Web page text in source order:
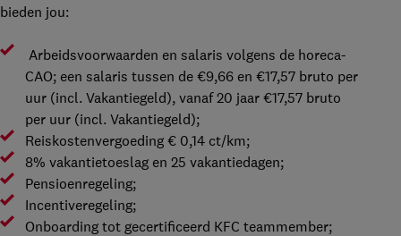
bieden jou:
Arbeidsvoorwaarden en salaris volgens de horeca-
CAO; een salaris tussen de €9,66 en €17,57 bruto per
uur (incl. Vakantiegeld), vanaf 20 jaar €17,57 bruto
per uur (incl. Vakantiegeld);
Reiskostenvergoeding € 0,14 ct/km;
8% vakantietoeslag en 25 vakantiedagen;
Pensioenregeling;
Incentiveregeling;
Onboarding tot gecertificeerd KFC teammember;